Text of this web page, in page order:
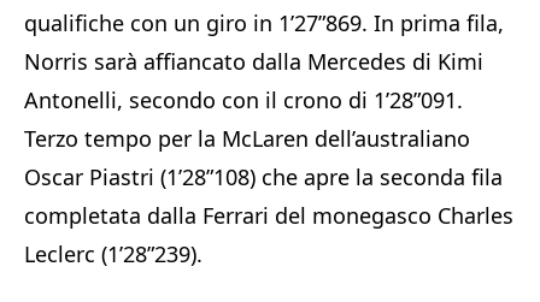
qualifiche con un giro in 1’27”869. In prima fila,
Norris sarà affiancato dalla Mercedes di Kimi
Antonelli, secondo con il crono di 1’28”091.
Terzo tempo per la McLaren dell’australiano
Oscar Piastri (1’28”108) che apre la seconda fila
completata dalla Ferrari del monegasco Charles
Leclerc (1’28”239).